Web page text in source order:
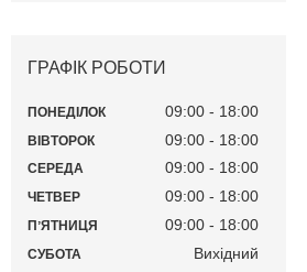
ГРАФІК РОБОТИ
ПОНЕДІЛОК 09:00 18:00
ВІВТОРОК 09:00 18:00
СЕРЕДА 09:00 18:00
ЧЕТВЕР 09:00 18:00
ПʼЯТНИЦЯ 09:00 18:00
СУБОТА Вихідний